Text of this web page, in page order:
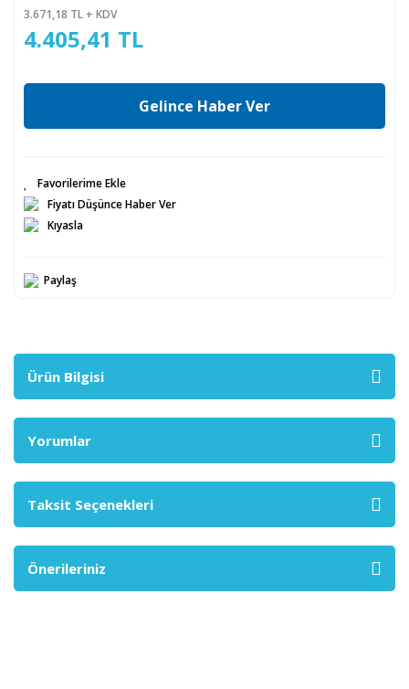
3.671,18 TL + KDV
4.405,41 TL
Gelince Haber Ver
Fiyatı Düşünce Haber Ver
Kıyasla
Paylaş
Ürün Bilgisi
Yorumlar
Taksit Seçenekleri
Önerileriniz